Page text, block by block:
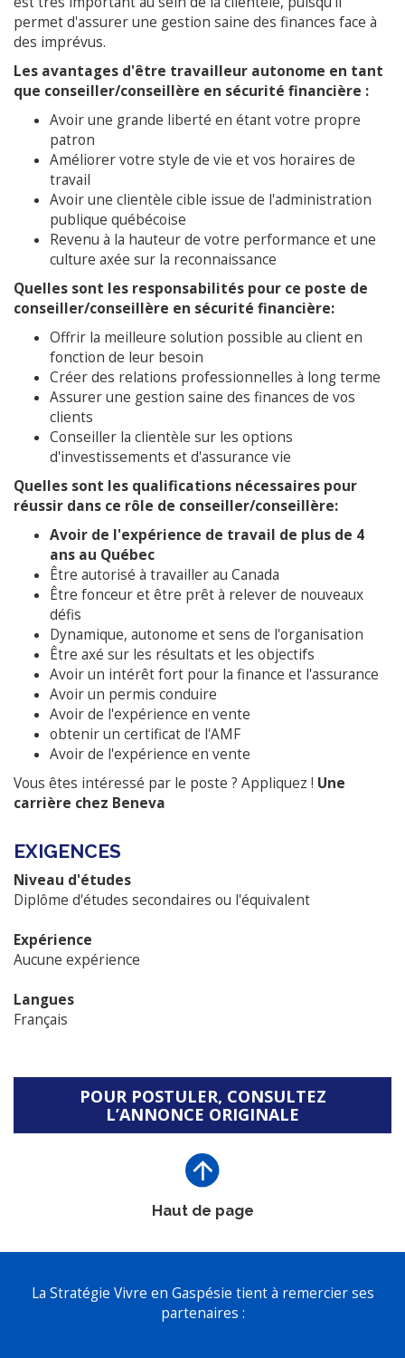
permet d'assurer une gestion saine des finances face à
des imprévus.
Les avantages d'être travailleur autonome en tant
que conseiller/conseillère en sécurité financière :
Avoir une grande liberté en étant votre propre
patron
Améliorer votre style de vie et vos horaires de
travail
Avoir une clientèle cible issue de l'administration
publique québécoise
Revenu à la hauteur de votre performance et une
culture axée sur la reconnaissance
Quelles sont les responsabilités pour ce poste de
conseiller/conseillère en sécurité financière:
Offrir la meilleure solution possible au client en
fonction de leur besoin
Créer des relations professionnelles à long terme
Assurer une gestion saine des finances de vos
clients
Conseiller la clientèle sur les options
d'investissements et d'assurance vie
Quelles sont les qualifications nécessaires pour
réussir dans ce rôle de conseiller/conseillère:
Avoir de l'expérience de travail de plus de 4
ans au Québec
Être autorisé à travailler au Canada
Être fonceur et être prêt à relever de nouveaux
défis
Dynamique, autonome et sens de l'organisation
Être axé sur les résultats et les objectifs
Avoir un intérêt fort pour la finance et l'assurance
Avoir un permis conduire
Avoir de l'expérience en vente
obtenir un certificat de l'AMF
Avoir de l'expérience en vente
Vous êtes intéressé par le poste ? Appliquez ! Une
carrière chez Beneva
EXIGENCES
Niveau d'études
Diplôme d'études secondaires ou l'équivalent
Expérience
Aucune expérience
Langues
Français
POUR POSTULER, CONSULTEZ
L’ANNONCE ORIGINALE
Haut de page
La Stratégie Vivre en Gaspésie tient à remercier ses
partenaires :